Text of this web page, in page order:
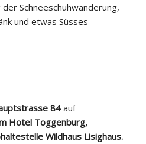
Schneeschuhwanderung,
und etwas Süsses
84auf
Hotel Toggenburg,
Wildhaus Lisighaus.